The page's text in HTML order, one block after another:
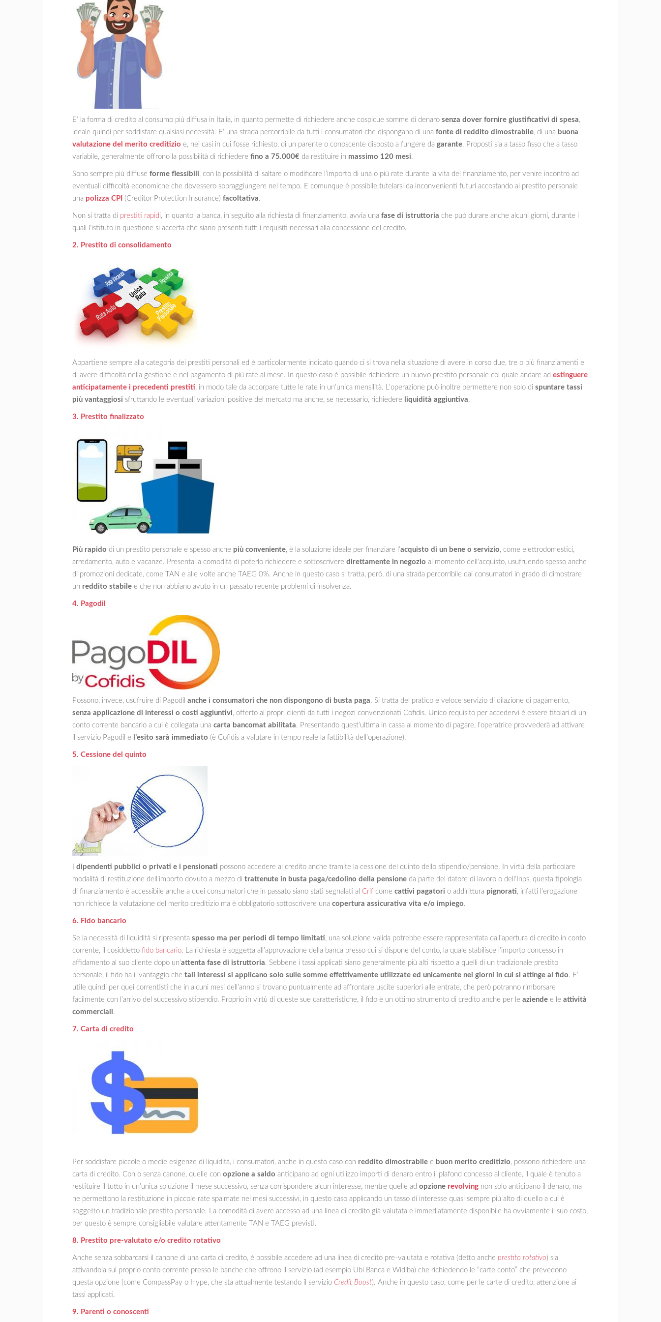
E’ la forma di credito al consumo più diffusa in Italia, in quanto permette di richiedere anche cospicue somme di denaro senza dover fornire giustificativi di spesa,
ideale quindi per soddisfare qualsiasi necessità. E’ una strada percorribile da tutti i consumatori che dispongano di una fonte di reddito dimostrabile, di una buona
valutazione del merito creditizio e, nei casi in cui fosse richiesto, di un parente o conoscente disposto a fungere da garante. Proposti sia a tasso fisso che a tasso
variabile, generalmente offrono la possibilità di richiedere fino a 75.000€ da restituire in massimo 120 mesi.
Sono sempre più diffuse forme flessibili, con la possibilità di saltare o modificare l’importo di una o più rate durante la vita del finanziamento, per venire incontro ad
eventuali difficoltà economiche che dovessero sopraggiungere nel tempo. E comunque è possibile tutelarsi da inconvenienti futuri accostando al prestito personale
una polizza CPI (Creditor Protection Insurance) facoltativa.
Non si tratta di prestiti rapidi, in quanto la banca, in seguito alla richiesta di finanziamento, avvia una fase di istruttoria che può durare anche alcuni giorni, durante i
quali l’istituto in questione si accerta che siano presenti tutti i requisiti necessari alla concessione del credito.
2. Prestito di consolidamento
Appartiene sempre alla categoria dei prestiti personali ed è particolarmente indicato quando ci si trova nella situazione di avere in corso due, tre o più finanziamenti e
di avere difficoltà nella gestione e nel pagamento di più rate al mese. In questo caso è possibile richiedere un nuovo prestito personale col quale andare ad estinguere
anticipatamente i precedenti prestiti, in modo tale da accorpare tutte le rate in un’unica mensilità. L’operazione può inoltre permettere non solo di spuntare tassi
più vantaggiosi sfruttando le eventuali variazioni positive del mercato ma anche, se necessario, richiedere liquidità aggiuntiva.
3. Prestito finalizzato
Più rapido di un prestito personale e spesso anche più conveniente, è la soluzione ideale per finanziare l’acquisto di un bene o servizio, come elettrodomestici,
arredamento, auto e vacanze. Presenta la comodità di poterlo richiedere e sottoscrivere direttamente in negozio al momento dell’acquisto, usufruendo spesso anche
di promozioni dedicate, come TAN e alle volte anche TAEG 0%. Anche in questo caso si tratta, però, di una strada percorribile dai consumatori in grado di dimostrare
un reddito stabile e che non abbiano avuto in un passato recente problemi di insolvenza.
4. Pagodil
Possono, invece, usufruire di Pagodil anche i consumatori che non dispongono di busta paga. Si tratta del pratico e veloce servizio di dilazione di pagamento,
senza applicazione di interessi o costi aggiuntivi, offerto ai propri clienti da tutti i negozi convenzionati Cofidis. Unico requisito per accedervi è essere titolari di un
conto corrente bancario a cui è collegata una carta bancomat abilitata. Presentando quest’ultima in cassa al momento di pagare, l’operatrice provvederà ad attivare
il servizio Pagodil e l’esito sarà immediato (è Cofidis a valutare in tempo reale la fattibilità dell’operazione).
5. Cessione del quinto
dipendenti pubblici o privati e i pensionati possono accedere al credito anche tramite la cessione del quinto dello stipendio/pensione. In virtù della particolare
modalità di restituzione dell’importo dovuto a mezzo di trattenute in busta paga/cedolino della pensione da parte del datore di lavoro o dell’Inps, questa tipologia
di finanziamento è accessibile anche a quei consumatori che in passato siano stati segnalati al Crif come cattivi pagatori o addirittura pignorati, infatti l’erogazione
non richiede la valutazione del merito creditizio ma è obbligatorio sottoscrivere una copertura assicurativa vita e/o impiego.
6. Fido bancario
Se la necessità di liquidità si ripresenta spesso ma per periodi di tempo limitati, una soluzione valida potrebbe essere rappresentata dall’apertura di credito in conto
corrente, il cosiddetto fido bancario. La richiesta è soggetta all’approvazione della banca presso cui si dispone del conto, la quale stabilisce l’importo concesso in
affidamento al suo cliente dopo un’attenta fase di istruttoria. Sebbene i tassi applicati siano generalmente più alti rispetto a quelli di un tradizionale prestito
personale, il fido ha il vantaggio che tali interessi si applicano solo sulle somme effettivamente utilizzate ed unicamente nei giorni in cui si attinge al fido. E’
utile quindi per quei correntisti che in alcuni mesi dell’anno si trovano puntualmente ad affrontare uscite superiori alle entrate, che però potranno rimborsare
facilmente con l’arrivo del successivo stipendio. Proprio in virtù di queste sue caratteristiche, il fido è un ottimo strumento di credito anche per le aziende e le attività
commerciali.
7. Carta di credito
Per soddisfare piccole o medie esigenze di liquidità, i consumatori, anche in questo caso con reddito dimostrabile e buon merito creditizio, possono richiedere una
carta di credito. Con o senza canone, quelle con opzione a saldo anticipano ad ogni utilizzo importi di denaro entro il plafond concesso al cliente, il quale è tenuto a
restituire il tutto in un’unica soluzione il mese successivo, senza corrispondere alcun interesse, mentre quelle ad opzione revolving non solo anticipano il denaro, ma
ne permettono la restituzione in piccole rate spalmate nei mesi successivi, in questo caso applicando un tasso di interesse quasi sempre più alto di quello a cui è
soggetto un tradizionale prestito personale. La comodità di avere accesso ad una linea di credito già valutata e immediatamente disponibile ha ovviamente il suo costo,
per questo è sempre consigliabile valutare attentamente TAN e TAEG previsti.
8. Prestito pre-valutato e/o credito rotativo
Anche senza sobbarcarsi il canone di una carta di credito, è possibile accedere ad una linea di credito pre-valutata e rotativa (detto anche prestito rotativo) sia
attivandola sul proprio conto corrente presso le banche che offrono il servizio (ad esempio Ubi Banca e Widiba) che richiedendo le “carte conto” che prevedono
questa opzione (come CompassPay o Hype, che sta attualmente testando il servizio Credit Boost). Anche in questo caso, come per le carte di credito, attenzione ai
tassi applicati.
9. Parenti o conoscenti